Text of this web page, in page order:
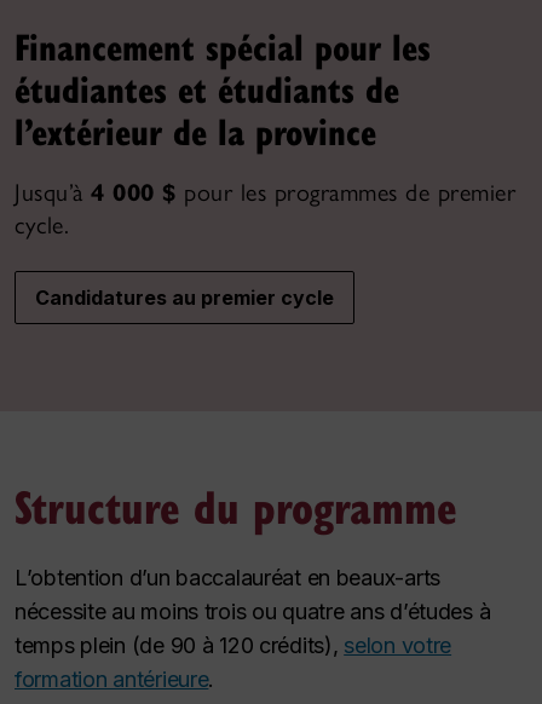
Financement spécial pour les
étudiantes et étudiants de
l’extérieur de la province
Jusqu’à 4 000 $ pour les programmes de premier
cycle.
Candidatures au premier cycle
Structure du programme
L’obtention d’un baccalauréat en beaux-arts
nécessite au moins trois ou quatre ans d’études à
temps plein (de 90 à 120 crédits), selon votre
formation antérieure.